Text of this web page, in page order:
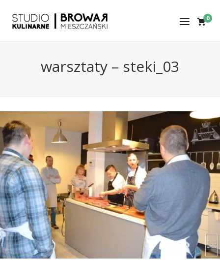
0
warsztaty – steki_03